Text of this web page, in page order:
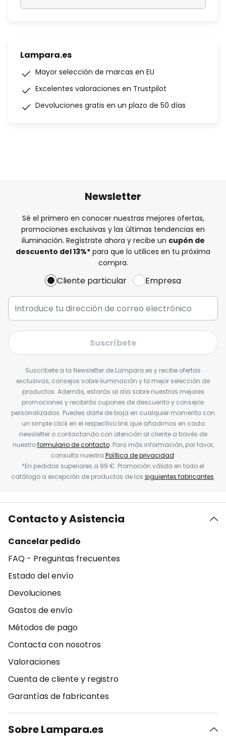
Lampara.es
Mayor selección de marcas en EU
Excelentes valoraciones en Trustpilot
Devoluciones gratis en un plazo de 50 días
Newsletter
Sé el primero en conocer nuestras mejores ofertas,
promociones exclusivas y las últimas tendencias en
iluminación. Regístrate ahora y recibe un cupón de
descuento del13%* para que lo utilices en tu próxima
compra.
Cliente particular Empresa
Suscríbete
Suscríbete a la Newsletter de Lampara.es y recibe ofertas
exclusivas, consejos sobre iluminación y la mejor selección de
productos. Además, estarás al día sobre nuestras mejores
promociones y recibirás cupones de descuento y consejos
personalizados. Puedes darte de baja en cualquier momento con
un simple click en el respectivo link que añadimos en cada
newsletter o contactando con atención al cliente a través de
nuestroformulario de contacto. Para más información, por favor,
consulta nuestra Política de privacidad.
*En pedidos superiores a 99 €. Promoción válida en todo el
catálogo a excepción de productos de los siguientes fabricantes.
Contacto y Asistencia
Cancelar pedido
FAQ - Preguntas frecuentes
Estado del envío
Devoluciones
Gastos de envío
Métodos de pago
Contacta con nosotros
Valoraciones
Cuenta de cliente y registro
Garantías de fabricantes
Sobre Lampara.es